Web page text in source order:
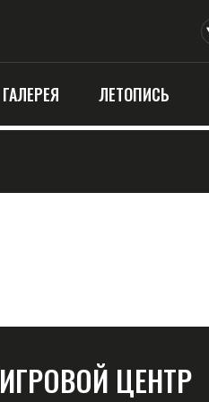
ГАЛЕРЕЯ ЛЕТОПИСЬ
ИГРОВОЙ ЦЕНТР